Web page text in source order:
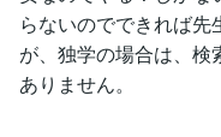
らないのでできれば
が、独学の場合は、
ありません。